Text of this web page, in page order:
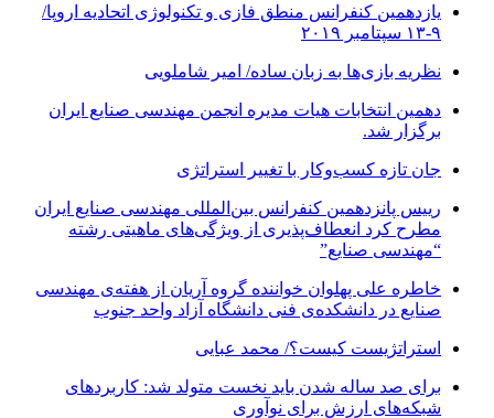
یازدهمین کنفرانس منطق فازی و تکنولوژی اتحادیه اروپا/
۹-۱۳ سپتامبر ۲۰۱۹
نظریه بازی‌ها به زبان ساده/ امیر شاملویی
دهمین انتخابات هیات مدیره انجمن مهندسی صنایع ایران
برگزار شد.
جان تازه کسب‌وکار با تغییر استراتژی
رییس پانزدهمین کنفرانس بین‌المللی مهندسی صنایع ایران
مطرح کرد انعطاف‌پذیری از ویژگی‌های ماهیتی رشته
“مهندسی صنایع”
خاطره علی پهلوان خواننده گروه آریان از هفته‌ی مهندسی
صنایع در دانشکده‌ی فنی دانشگاه آزاد واحد جنوب
استراتژیست کیست؟‬/ محمد عبایی
برای صد ساله شدن باید نخست متولد شد: کاربردهای
شبکه‌های ارزش برای نوآوری